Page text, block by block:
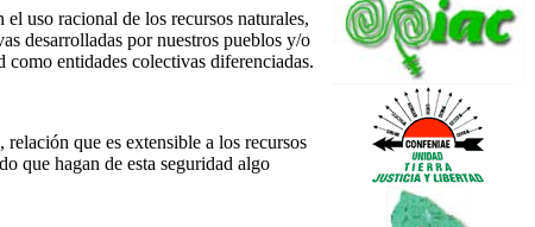
uso racional de los recursos naturales,
desarrolladas por nuestros pueblos y/o
entidades colectivas diferenciadas.
que es extensible a los recursos
que hagan de esta seguridad algo